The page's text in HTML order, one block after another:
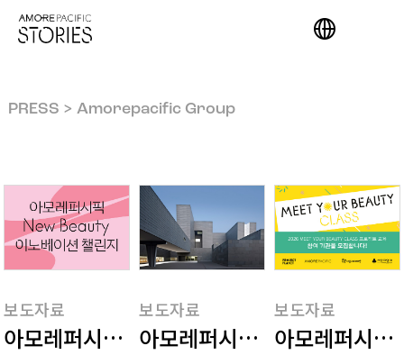
PRESS > Amorepacific Group
보도자료
아모레퍼시픽, 2026 상반기 '뉴뷰티 이노베
보도자료
아모레퍼시픽, 자외선 차단제
보도자료
아모레퍼시